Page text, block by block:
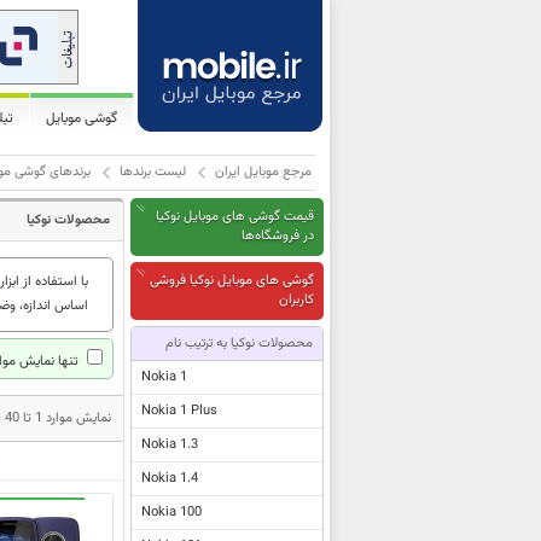
گوشی موبایل
مرجع موبایل ایران لیست برندها برندهای گوشی
قیمت گوشی های موبایل نوکیا
در فروشگاه‌ها
گوشی های موبایل نوکیا فروشی
کاربران
محصولات نوکیا به ترتیب نام
Nokia 1
Nokia 1 Plus
Nokia 1.3
Nokia 1.4
Nokia 100
محصولات نوکیا
با استفاده از
اساس اندازه،
تنها نمایش
نمایش موارد 1 تا 40 از مجموع 569 مدل محصول نوکیا